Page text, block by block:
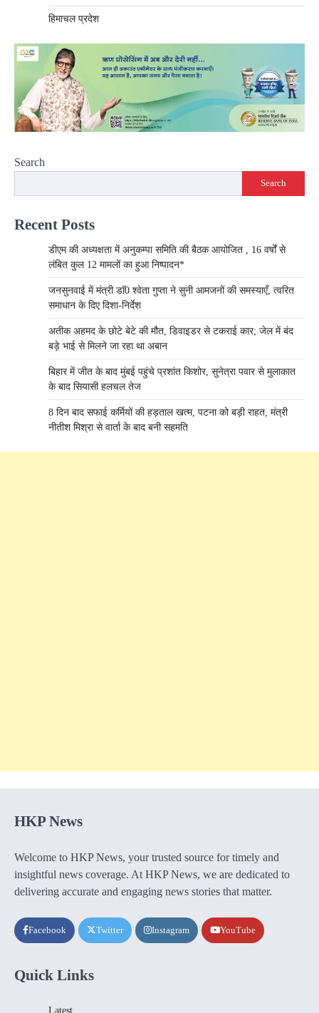
हिमाचल प्रदेश
Search
Search
Recent Posts
डीएम की अध्यक्षता में अनुकम्पा समिति की बैठक आयोजित , 16 वर्षों से
लंबित कुल 12 मामलों का हुआ निष्पादन*
जनसुनवाई में मंत्री डाॅ0 श्वेता गुप्ता ने सुनी आमजनों की समस्याएँ, त्वरित
समाधान के दिए दिशा-निर्देश
अतीक अहमद के छोटे बेटे की मौत, डिवाइडर से टकराई कार; जेल में बंद
बड़े भाई से मिलने जा रहा था अबान
बिहार में जीत के बाद मुंबई पहुंचे प्रशांत किशोर, सुनेत्रा पवार से मुलाकात
के बाद सियासी हलचल तेज
8 दिन बाद सफाई कर्मियों की हड़ताल खत्म, पटना को बड़ी राहत, मंत्री
नीतीश मिश्रा से वार्ता के बाद बनी सहमति
HKP News
Welcome to HKP News, your trusted source for timely and
insightful news coverage. At HKP News, we are dedicated to
delivering accurate and engaging news stories that matter.
Facebook Twitter Instagram YouTube
Quick Links
Latest